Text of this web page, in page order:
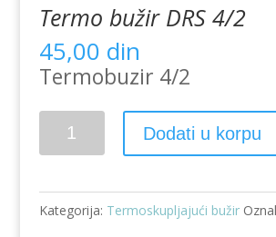
Termo bužir DRS 4/2
45,00 din
Termobuzir 4/2
Termo
bužir
4/2
količina
Dodati u korpu
Kategorija: Termoskupljajući bužir